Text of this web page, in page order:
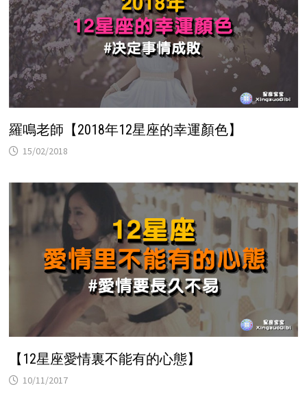
羅鳴老師【2018年12星座的幸運顏色】
15/02/2018
【12星座愛情裏不能有的心態】
10/11/2017